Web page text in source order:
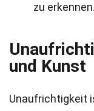
zu erkennen.
und Kunst
Unaufrichtigkeit